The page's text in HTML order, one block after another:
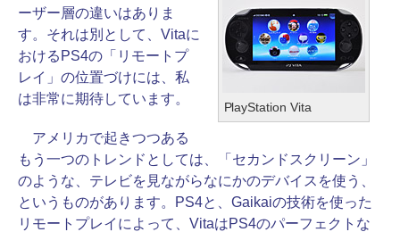
PlayStation Vita
ーザー層の違いはありま
す。それは別として、Vitaに
おけるPS4の「リモートプ
レイ」の位置づけには、私
は非常に期待しています。
アメリカで起きつつある
もう一つのトレンドとしては、「セカンドスクリーン」
のような、テレビを見ながらなにかのデバイスを使う、
というものがあります。PS4と、Gaikaiの技術を使った
リモートプレイによって、VitaはPS4のパーフェクトな